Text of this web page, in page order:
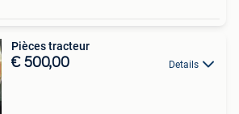
Pièces tracteur
€ 500,00 Details